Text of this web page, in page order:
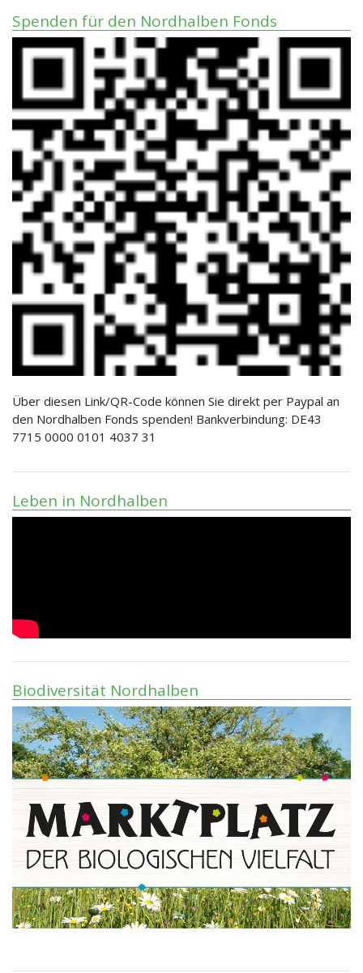
Spenden für den Nordhalben Fonds
Über diesen Link/QR-Code können Sie direkt per Paypal an
den Nordhalben Fonds spenden! Bankverbindung: DE43
7715 0000 0101 4037 31
Leben in Nordhalben
Biodiversität Nordhalben